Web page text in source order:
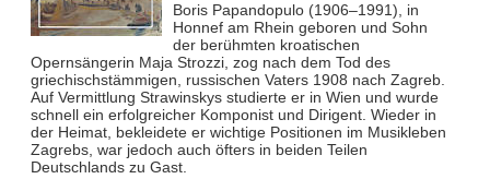
Boris Papandopulo (1906–1991), in
Honnef am Rhein geboren und Sohn
der berühmten kroatischen
Opernsängerin Maja Strozzi, zog nach dem Tod des
griechischstämmigen, russischen Vaters 1908 nach Zagreb.
Auf Vermittlung Strawinskys studierte er in Wien und wurde
schnell ein erfolgreicher Komponist und Dirigent. Wieder in
der Heimat, bekleidete er wichtige Positionen im Musikleben
Zagrebs, war jedoch auch öfters in beiden Teilen
Deutschlands zu Gast.